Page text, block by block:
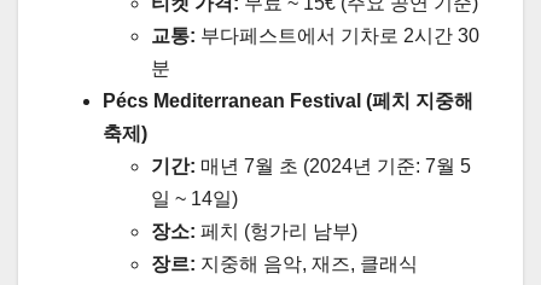
교통: 부다페스트에서 기차로 2시간 30
분
Pécs Mediterranean Festival (페치 지중해
축제)
기간: 매년 7월 초 (2024년 기준: 7월 5
일 ~ 14일)
장소: 페치 (헝가리 남부)
장르: 지중해 음악, 재즈, 클래식